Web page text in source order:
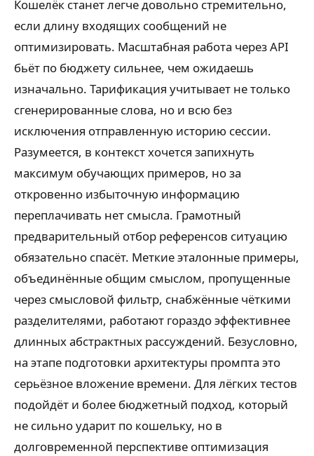
Кошелёк станет легче довольно стремительно,
если длину входящих сообщений не
оптимизировать. Масштабная работа через API
бьёт по бюджету сильнее, чем ожидаешь
изначально. Тарификация учитывает не только
сгенерированные слова, но и всю без
исключения отправленную историю сессии.
Разумеется, в контекст хочется запихнуть
максимум обучающих примеров, но за
откровенно избыточную информацию
переплачивать нет смысла. Грамотный
предварительный отбор референсов ситуацию
обязательно спасёт. Меткие эталонные примеры,
объединённые общим смыслом, пропущенные
через смысловой фильтр, снабжённые чёткими
разделителями, работают гораздо эффективнее
длинных абстрактных рассуждений. Безусловно,
на этапе подготовки архитектуры промпта это
серьёзное вложение времени. Для лёгких тестов
подойдёт и более бюджетный подход, который
не сильно ударит по кошельку, но в
долговременной перспективе оптимизация